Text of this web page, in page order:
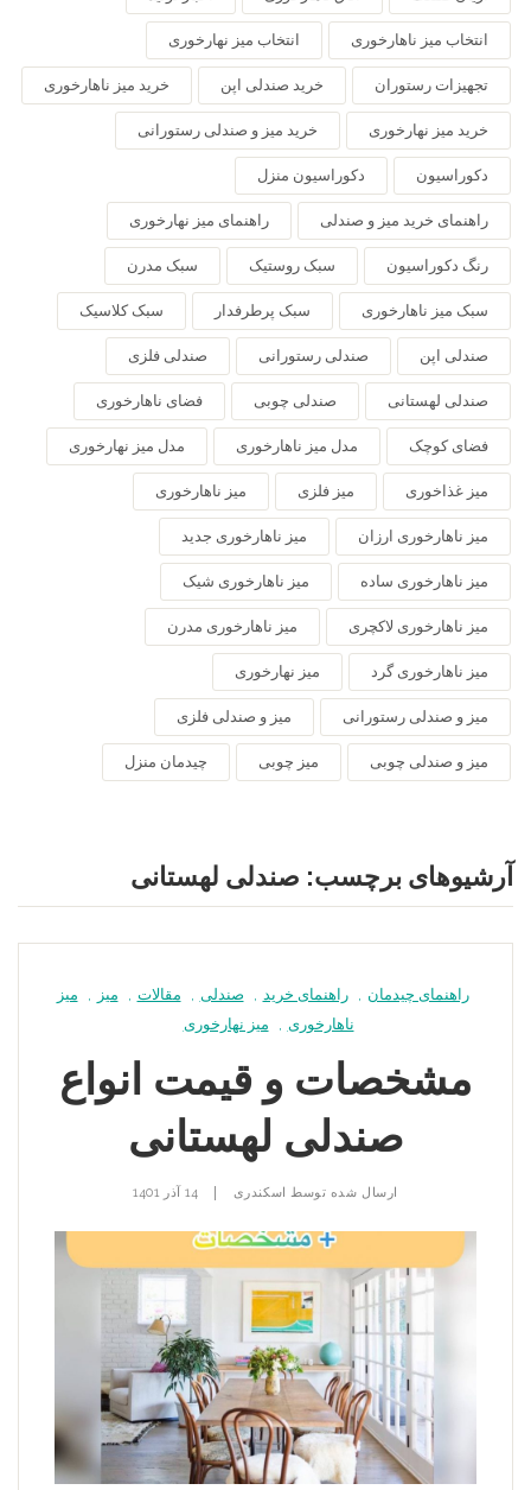
انتخاب میز ناهارخوری انتخاب میز نهارخوری
تجهیزات رستوران خرید صندلی اپن خرید میز ناهارخوری
خرید میز نهارخوری خرید میز و صندلی رستورانی
دکوراسیون دکوراسیون منزل
راهنمای خرید میز و صندلی راهنمای میز نهارخوری
رنگ دکوراسیون سبک روستیک سبک مدرن
سبک میز ناهارخوری سبک پرطرفدار سبک کلاسیک
صندلی اپن صندلی رستورانی صندلی فلزی
صندلی لهستانی صندلی چوبی فضای ناهارخوری
فضای کوچک مدل میز ناهارخوری مدل میز نهارخوری
میز غذاخوری میز فلزی میز ناهارخوری
میز ناهارخوری ارزان میز ناهارخوری جدید
میز ناهارخوری ساده میز ناهارخوری شیک
میز ناهارخوری لاکچری میز ناهارخوری مدرن
میز ناهارخوری گرد میز نهارخوری
میز و صندلی رستورانی میز و صندلی فلزی
میز و صندلی چوبی میز چوبی چیدمان منزل
آرشیوهای برچسب: صندلی لهستانی
راهنمای چیدمان راهنمای خرید صندلی مقالات میز
میز
ناهارخوری
میز نهارخوری
مشخصات و قیمت انواع
صندلی لهستانی
ارسال شده توسط اسکندری 14 آذر 1401